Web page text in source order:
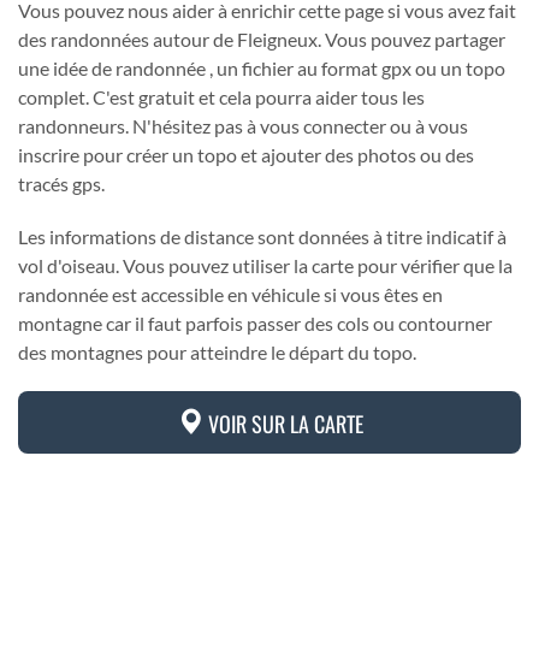
Vous pouvez nous aider à enrichir cette page si vous avez fait
des randonnées autour de Fleigneux. Vous pouvez partager
une idée de randonnée , un fichier au format gpx ou un topo
complet. C'est gratuit et cela pourra aider tous les
randonneurs. N'hésitez pas à vous connecter ou à vous
inscrire pour créer un topo et ajouter des photos ou des
tracés gps.
Les informations de distance sont données à titre indicatif à
vol d'oiseau. Vous pouvez utiliser la carte pour vérifier que la
randonnée est accessible en véhicule si vous êtes en
montagne car il faut parfois passer des cols ou contourner
des montagnes pour atteindre le départ du topo.
VOIR SUR LA CARTE